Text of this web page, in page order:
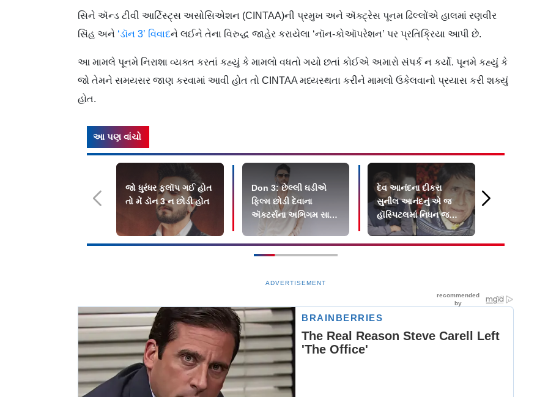
સિને ઍન્ડ ટીવી આર્ટિસ્ટ્સ અસોસિએશન (CINTAA)ની પ્રમુખ અને ઍક્ટ્રેસ પૂનમ ઢિલ્લોંએ હાલમાં રણવીર
સિંહ અને ‘ડૉન 3’ વિવાદને લઈને તેના વિરુદ્ધ જાહેર કરાયેલા ‘નૉન-કોઑપરેશન’ પર પ્રતિક્રિયા આપી છે.
આ મામલે પૂનમે નિરાશા વ્યક્ત કરતાં કહ્યું કે મામલો વધતો ગયો છતાં કોઈએ અમારો સંપર્ક ન કર્યો. પૂનમે કહ્યું કે
જો તેમને સમયસર જાણ કરવામાં આવી હોત તો CINTAA મધ્યસ્થતા કરીને મામલો ઉકેલવાનો પ્રયાસ કરી શક્યું
હોત.
આ પણ વાંચો
જો ધુરંધર ફ્લૉપ ગઈ હોત
તો મેં ડૉન 3 ન છોડી હોત
Don 3: છેલ્લી ઘડીએ
ફિલ્મ છોડી દેવાના
ઍક્ટર્સના અભિગમ સામે
GUILDની લાલ આંખ
દેવ આનંદના દીકરા
સુનીલ આનંદનું એ જ
હૉસ્પિટલમાં નિધન જ્યાં
પિતાએ લીધા અંતિમ શ્વાસ
ADVERTISEMENT